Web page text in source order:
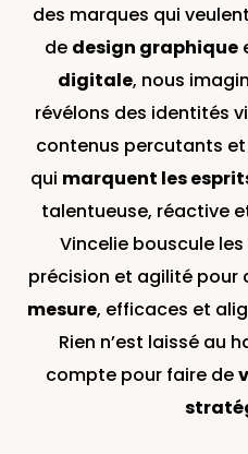
des marques qui
de design graphique
digitale, nous
révélons des identités
contenus percutants
qui marquent les
talentueuse, réactive
Vincelie bouscule
précision et agilité pour
mesure, efficaces et
Rien n’est laissé au
compte pour faire de